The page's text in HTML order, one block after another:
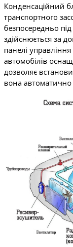
Конденсаційний
транспортного
безпосередньо
здійснюється за
панелі
автомобілів
дозволяє
вона автоматично